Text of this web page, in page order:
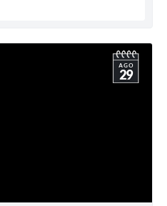
AGO
29